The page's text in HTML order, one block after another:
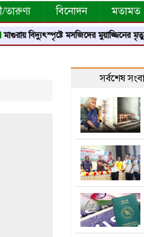
তারুণ্য বিনোদন মতামত
বিদ্যুৎস্পৃষ্টে মসজিদের মুয়াজ্জিনের মৃত্যু
সর্বশেষ